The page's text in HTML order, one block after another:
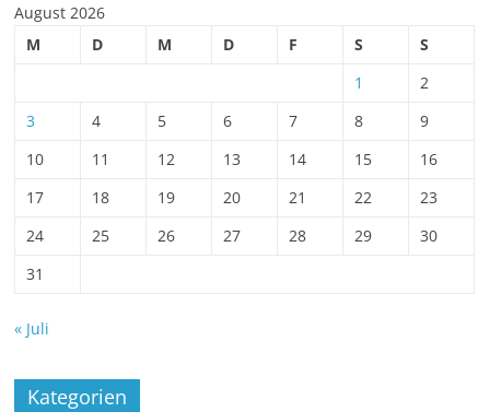
August 2026
M
D M D F S
S
1
2
3
4 5 6 7 8
9
10
11 12 13 14 15
16
17
18 19 20 21 22
23
24
25 26 27 28 29
30
31
« Juli
Kategorien